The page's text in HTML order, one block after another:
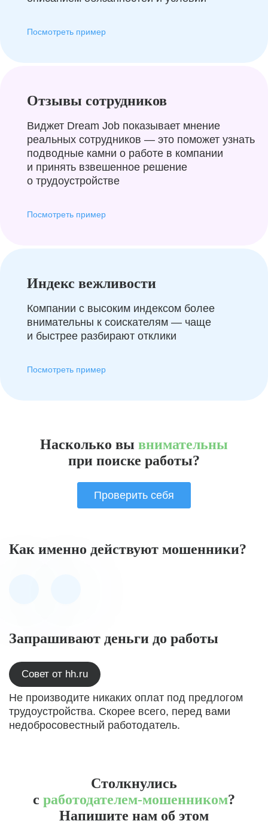
Посмотреть пример
Отзывы сотрудников
Виджет Dream Job показывает мнение
реальных сотрудников — это поможет узнать
подводные камни о работе в компании
и принять взвешенное решение
о трудоустройстве
Посмотреть пример
Индекс вежливости
Компании с высоким индексом более
внимательны к соискателям — чаще
и быстрее разбирают отклики
Посмотреть пример
Насколько вы внимательны
при поиске работы?
Проверить себя
Как именно действуют мошенники?
Запрашивают деньги до работы
Совет от hh.ru
Не производите никаких оплат под предлогом
трудоустройства. Скорее всего, перед вами
недобросовестный работодатель.
Столкнулись
с работодателем-мошенником?
Напишите нам об этом